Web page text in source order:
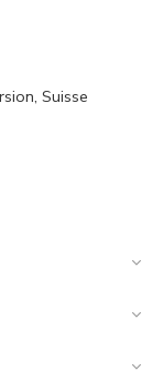
Suisse